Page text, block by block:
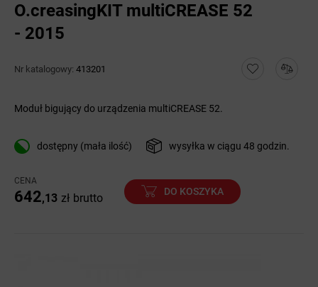
O.creasingKIT multiCREASE 52
- 2015
Nr katalogowy: 413201
Moduł bigujący do urządzenia multiCREASE 52.
dostępny (mała ilość) wysyłka w ciągu 48 godzin.
CENA
642,13 zł brutto
DO KOSZYKA